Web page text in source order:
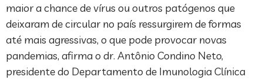
maior a chance de vírus ou outros patógenos que
deixaram de circular no país ressurgirem de formas
até mais agressivas, o que pode provocar novas
pandemias, afirma o dr. Antônio Condino Neto,
presidente do Departamento de Imunologia Clínica